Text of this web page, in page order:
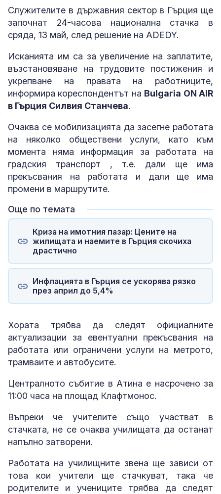
Служителите в държавния сектор в Гърция ще
започнат 24-часова национална стачка в
сряда, 13 май, след решение на ADEDY.
Исканията им са за увеличение на заплатите,
възстановяване на трудовите постижения и
укрепване на правата на работниците,
информира кореспондентът на Bulgaria ON AIR
в Гърция Силвия Станчева.
Очаква се мобилизацията да засегне работата
на няколко обществени услуги, като към
момента няма информация за работата на
градския транспорт , т.е. дали ще има
прекъсвания на работата и дали ще има
промени в маршрутите.
Още по темата
Криза на имотния пазар: Цените на
жилищата и наемите в Гърция скочиха
драстично
Инфлацията в Гърция се ускорява рязко
през април до 5,4%
Хората трябва да следят официалните
актуализации за евентуални прекъсвания на
работата или ограничени услуги на метрото,
трамваите и автобусите.
Централното събитие в Атина е насрочено за
11:00 часа на площад Клафтмонос.
Въпреки че учителите също участват в
стачката, не се очаква училищата да останат
напълно затворени.
Работата на училищните звена ще зависи от
това кои учители ще стачкуват, така че
родителите и учениците трябва да следят